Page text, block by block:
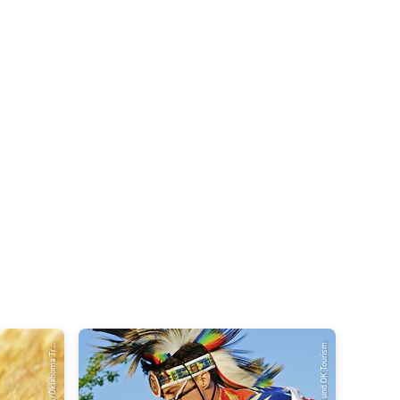
© KS und OK Tourism